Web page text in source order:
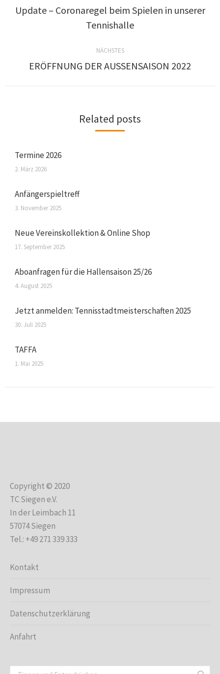
Update – Coronaregel beim Spielen in unserer
Tennishalle
NÄCHSTES
ERÖFFNUNG DER AUSSENSAISON 2022
Related posts
Termine 2026
2. März 2026
Anfängerspieltreff
3. November 2025
Neue Vereinskollektion & Online Shop
17. September 2025
Aboanfragen für die Hallensaison 25/26
4. August 2025
Jetzt anmelden: Tennisstadtmeisterschaften 2025
30. Juli 2025
TAFFA
1. Mai 2025
Copyright © 2020
TC Siegen e.V.
In der Leimbach 11
57074 Siegen
Tel.: +49 271 339 333
Kontakt
Impressum
Datenschutzerklärung
Anfahrt